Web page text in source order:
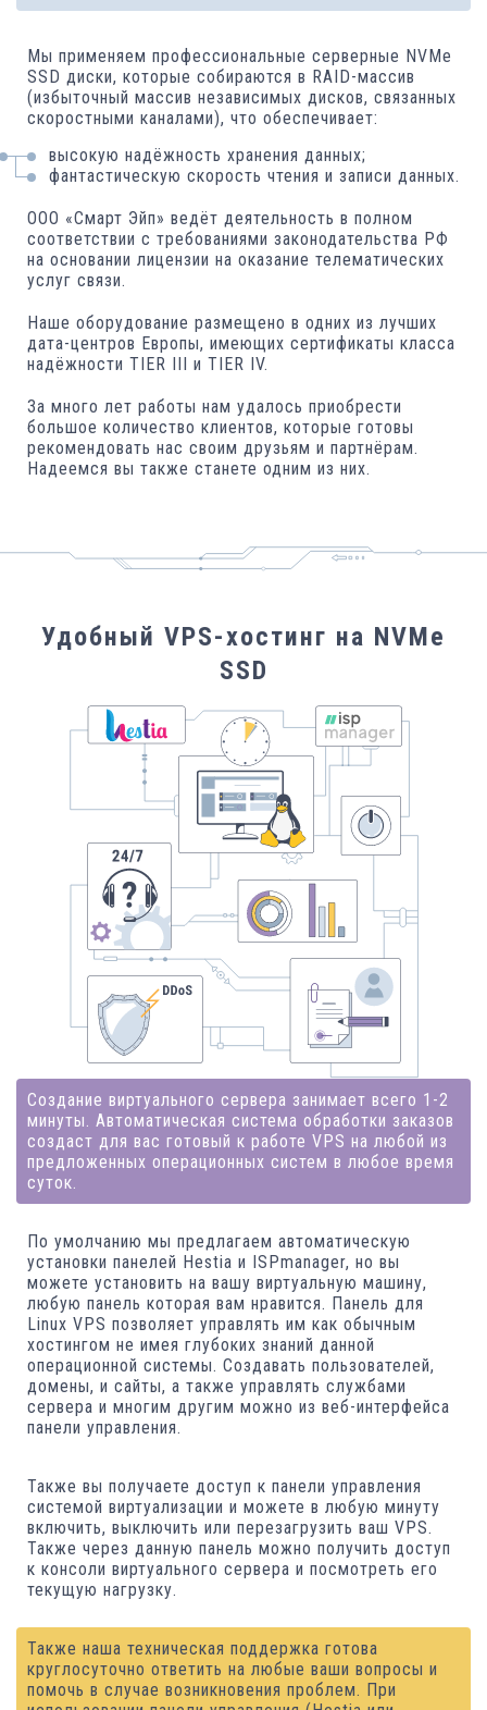
Мы применяем профессиональные серверные NVMe
SSD диски, которые собираются в RAID-массив
(избыточный массив независимых дисков, связанных
скоростными каналами), что обеспечивает:
высокую надёжность хранения данных;
фантастическую скорость чтения и записи данных.
ООО «Смарт Эйп» ведёт деятельность в полном
соответствии с требованиями законодательства РФ
на основании лицензии на оказание телематических
услуг связи.
Наше оборудование размещено в одних из лучших
дата-центров Европы, имеющих сертификаты класса
надёжности TIER III и TIER IV.
За много лет работы нам удалось приобрести
большое количество клиентов, которые готовы
рекомендовать нас своим друзьям и партнёрам.
Надеемся вы также станете одним из них.
Удобный VPS-хостинг на NVMe
SSD
Создание виртуального сервера занимает всего 1-2
минуты. Автоматическая система обработки заказов
создаст для вас готовый к работе VPS на любой из
предложенных операционных систем в любое время
суток.
По умолчанию мы предлагаем автоматическую
установки панелей Hestia и ISPmanager, но вы
можете установить на вашу виртуальную машину,
любую панель которая вам нравится. Панель для
Linux VPS позволяет управлять им как обычным
хостингом не имея глубоких знаний данной
операционной системы. Создавать пользователей,
домены, и сайты, а также управлять службами
сервера и многим другим можно из веб-интерфейса
панели управления.
Также вы получаете доступ к панели управления
системой виртуализации и можете в любую минуту
включить, выключить или перезагрузить ваш VPS.
Также через данную панель можно получить доступ
к консоли виртуального сервера и посмотреть его
текущую нагрузку.
Также наша техническая поддержка готова
круглосуточно ответить на любые ваши вопросы и
помочь в случае возникновения проблем. При